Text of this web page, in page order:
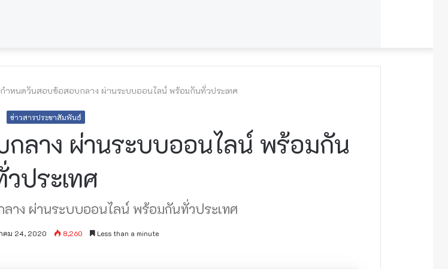
ำหนดวันสอบข้อสอบกลาง ผ่านระบบออนไลน์ พร้อมกันทั่วประเทศ
ข่าวสารประชาสัมพันธ์
ลาง ผ่านระบบออนไลน์ พร้อมกัน
วประเทศ
าง ผ่านระบบออนไลน์ พร้อมกันทั่วประเทศ
คม 24, 2020 8,260 Less than a minute